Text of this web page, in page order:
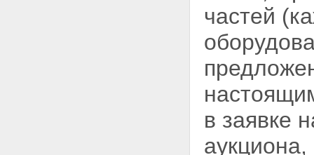
частей
в заявке